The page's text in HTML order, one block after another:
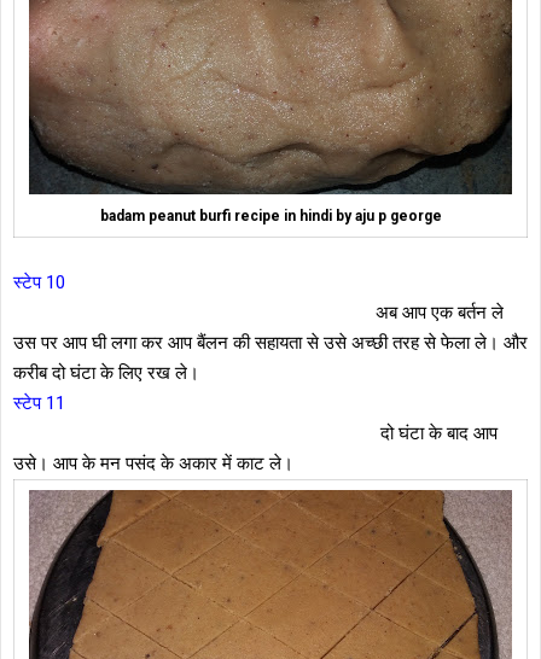
badam peanut burfi recipe in hindi by aju p george
स्टेप 10
अब आप एक बर्तन ले
उस पर आप घी लगा कर आप बैंलन की सहायता से उसे अच्छी तरह से फेला ले। और
करीब दो घंटा के लिए रख ले।
स्टेप 11
दो घंटा के बाद आप
उसे। आप के मन पसंद के अकार में काट ले।